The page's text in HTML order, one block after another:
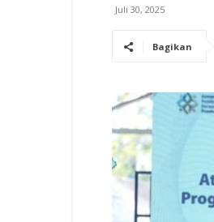
Juli 30, 2025
Bagikan